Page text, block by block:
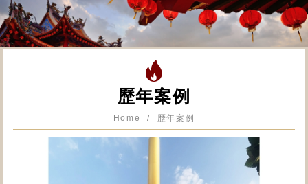
歷年案例
Home 歷年案例